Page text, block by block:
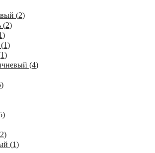
(2)
(2)
)
1)
1)
(4)
)
)
2)
(1)